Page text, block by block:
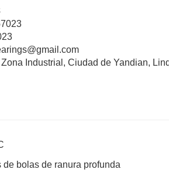
Industrial, Ciudad de Yandian,
bolas de ranura profunda